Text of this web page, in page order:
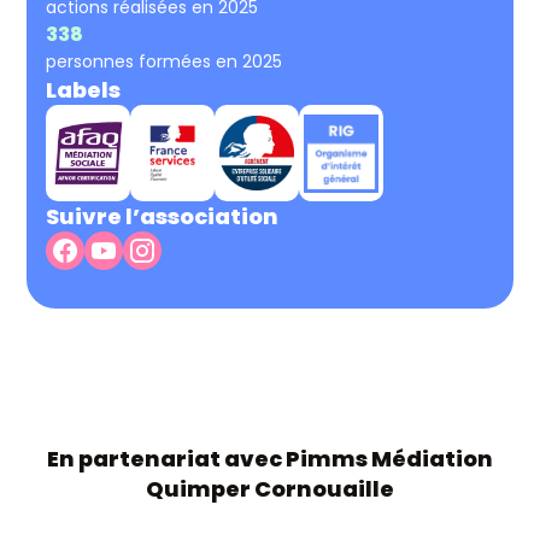
actions réalisées en 2025
338
personnes formées en 2025
Labels
Suivre l’association
En partenariat avec Pimms Médiation
Quimper Cornouaille